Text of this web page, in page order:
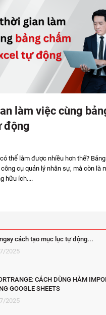
làm việc cùng
động
thể làm được nhiều hơn thế?
cụ quản lý nhân sự, mà còn là
hữu ích....
cách tạo mục lục tự động...
2025
CÁCH DÙNG HÀM
GOOGLE SHEETS
2025